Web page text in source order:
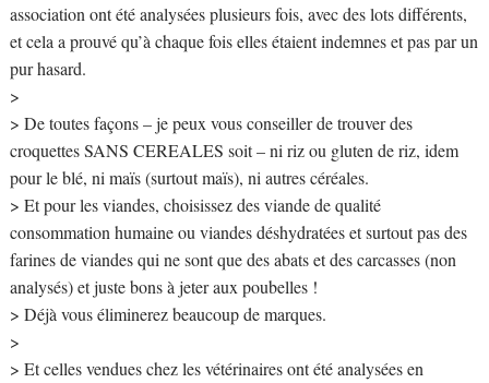
association ont été analysées plusieurs fois, avec des lots différents,
et cela a prouvé qu’à chaque fois elles étaient indemnes et pas par un
pur hasard.
>
> De toutes façons – je peux vous conseiller de trouver des
croquettes SANS CEREALES soit – ni riz ou gluten de riz, idem
pour le blé, ni maïs (surtout maïs), ni autres céréales.
> Et pour les viandes, choisissez des viande de qualité
consommation humaine ou viandes déshydratées et surtout pas des
farines de viandes qui ne sont que des abats et des carcasses (non
analysés) et juste bons à jeter aux poubelles !
> Déjà vous éliminerez beaucoup de marques.
>
> Et celles vendues chez les vétérinaires ont été analysées en